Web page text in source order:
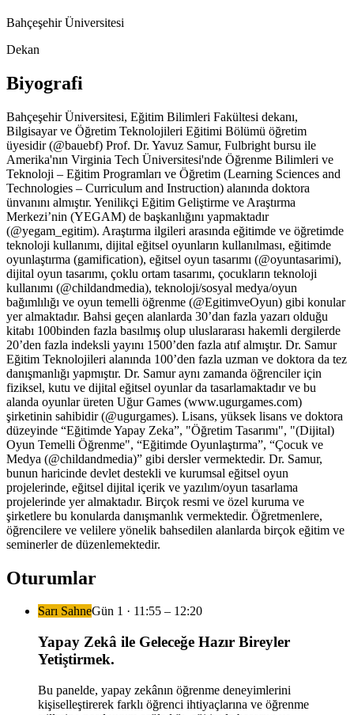
Bahçeşehir Üniversitesi
Dekan
Biyografi
Bahçeşehir Üniversitesi, Eğitim Bilimleri Fakültesi dekanı,
Bilgisayar ve Öğretim Teknolojileri Eğitimi Bölümü öğretim
üyesidir (@bauebf) Prof. Dr. Yavuz Samur, Fulbright bursu ile
Amerika'nın Virginia Tech Üniversitesi'nde Öğrenme Bilimleri ve
Teknoloji – Eğitim Programları ve Öğretim (Learning Sciences and
Technologies – Curriculum and Instruction) alanında doktora
ünvanını almıştır. Yenilikçi Eğitim Geliştirme ve Araştırma
Merkezi’nin (YEGAM) de başkanlığını yapmaktadır
(@yegam_egitim). Araştırma ilgileri arasında eğitimde ve öğretimde
teknoloji kullanımı, dijital eğitsel oyunların kullanılması, eğitimde
oyunlaştırma (gamification), eğitsel oyun tasarımı (@oyuntasarimi),
dijital oyun tasarımı, çoklu ortam tasarımı, çocukların teknoloji
kullanımı (@childandmedia), teknoloji/sosyal medya/oyun
bağımlılığı ve oyun temelli öğrenme (@EgitimveOyun) gibi konular
yer almaktadır. Bahsi geçen alanlarda 30’dan fazla yazarı olduğu
kitabı 100binden fazla basılmış olup uluslararası hakemli dergilerde
20’den fazla indeksli yayını 1500’den fazla atıf almıştır. Dr. Samur
Eğitim Teknolojileri alanında 100’den fazla uzman ve doktora da tez
danışmanlığı yapmıştır. Dr. Samur aynı zamanda öğrenciler için
fiziksel, kutu ve dijital eğitsel oyunlar da tasarlamaktadır ve bu
alanda oyunlar üreten Uğur Games (www.ugurgames.com)
şirketinin sahibidir (@ugurgames). Lisans, yüksek lisans ve doktora
düzeyinde “Eğitimde Yapay Zeka”, "Öğretim Tasarımı", "(Dijital)
Oyun Temelli Öğrenme", “Eğitimde Oyunlaştırma”, “Çocuk ve
Medya (@childandmedia)” gibi dersler vermektedir. Dr. Samur,
bunun haricinde devlet destekli ve kurumsal eğitsel oyun
projelerinde, eğitsel dijital içerik ve yazılım/oyun tasarlama
projelerinde yer almaktadır. Birçok resmi ve özel kuruma ve
şirketlere bu konularda danışmanlık vermektedir. Öğretmenlere,
öğrencilere ve velilere yönelik bahsedilen alanlarda birçok eğitim ve
seminerler de düzenlemektedir.
Oturumlar
Sarı SahneGün 1 · 11:55 – 12:20
Yapay Zekâ ile Geleceğe Hazır Bireyler
Yetiştirmek.
Bu panelde, yapay zekânın öğrenme deneyimlerini
kişiselleştirerek farklı öğrenci ihtiyaçlarına ve öğrenme